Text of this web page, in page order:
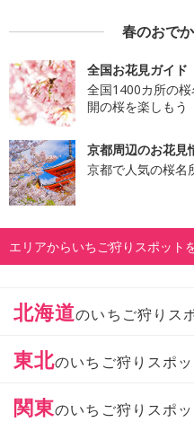
春のおで
全国お花見ガイド
全国1400カ所の
開の桜を楽しもう
京都周辺のお花見
京都で人気の桜名
エリアからいちご狩りスポット
北海道のいちご狩りス
東北のいちご狩りスポッ
関東のいちご狩りスポッ